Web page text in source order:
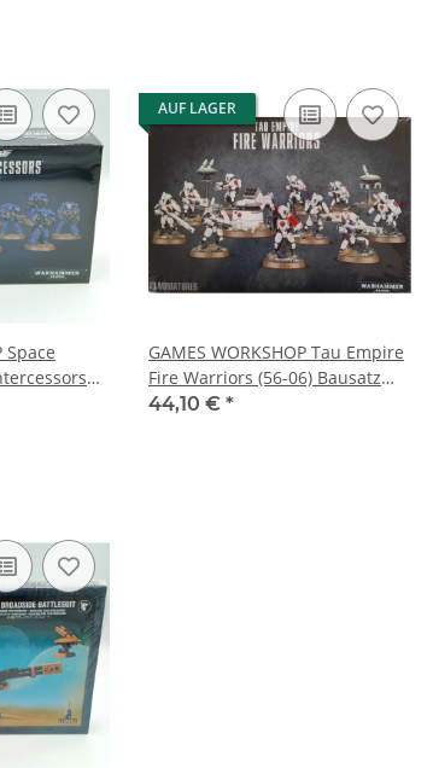
Space
AUF LAGER
GAMES WORKSHOP Tau Empire
Fire Warriors (56-06) Bausatz
99120113039
44,10 € *